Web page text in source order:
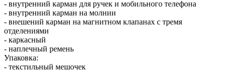
- внутренний карман для ручек и мобильного телефона
- внутренний карман на молнии
- внешений карман на магнитном клапанах с тремя
отделениями
- каркасный
- наплечный ремень
Упаковка:
- текстильный мешочек